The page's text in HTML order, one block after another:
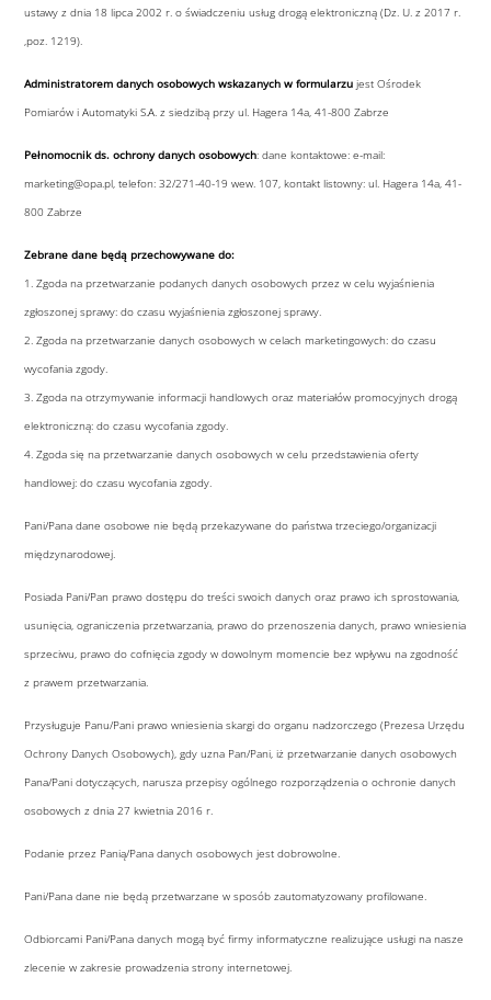
ustawy z dnia 18 lipca 2002 r. o świadczeniu usług drogą elektroniczną (Dz. U. z 2017 r.
,poz. 1219).
Administratorem danych osobowych wskazanych w formularzu jest Ośrodek
Pomiarów i Automatyki S.A. z siedzibą przy ul. Hagera 14a, 41-800 Zabrze
Pełnomocnik ds. ochrony danych osobowych: dane kontaktowe: e-mail:
marketing@opa.pl, telefon: 32/271-40-19 wew. 107, kontakt listowny: ul. Hagera 14a, 41-
800 Zabrze
Zebrane dane będą przechowywane do:
1. Zgoda na przetwarzanie podanych danych osobowych przez w celu wyjaśnienia
zgłoszonej sprawy: do czasu wyjaśnienia zgłoszonej sprawy.
2. Zgoda na przetwarzanie danych osobowych w celach marketingowych: do czasu
wycofania zgody.
3. Zgoda na otrzymywanie informacji handlowych oraz materiałów promocyjnych drogą
elektroniczną: do czasu wycofania zgody.
4. Zgoda się na przetwarzanie danych osobowych w celu przedstawienia oferty
handlowej: do czasu wycofania zgody.
Pani/Pana dane osobowe nie będą przekazywane do państwa trzeciego/organizacji
międzynarodowej.
Posiada Pani/Pan prawo dostępu do treści swoich danych oraz prawo ich sprostowania,
usunięcia, ograniczenia przetwarzania, prawo do przenoszenia danych, prawo wniesienia
sprzeciwu, prawo do cofnięcia zgody w dowolnym momencie bez wpływu na zgodność
z prawem przetwarzania.
Przysługuje Panu/Pani prawo wniesienia skargi do organu nadzorczego (Prezesa Urzędu
Ochrony Danych Osobowych), gdy uzna Pan/Pani, iż przetwarzanie danych osobowych
Pana/Pani dotyczących, narusza przepisy ogólnego rozporządzenia o ochronie danych
osobowych z dnia 27 kwietnia 2016 r.
Podanie przez Panią/Pana danych osobowych jest dobrowolne.
Pani/Pana dane nie będą przetwarzane w sposób zautomatyzowany profilowane.
Odbiorcami Pani/Pana danych mogą być firmy informatyczne realizujące usługi na nasze
zlecenie w zakresie prowadzenia strony internetowej.